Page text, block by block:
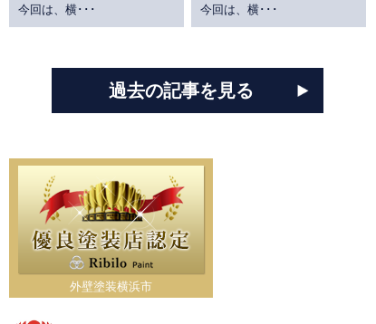
今回は、横･･･
今回は、横･･･
過去の記事を見る
外壁塗装横浜市